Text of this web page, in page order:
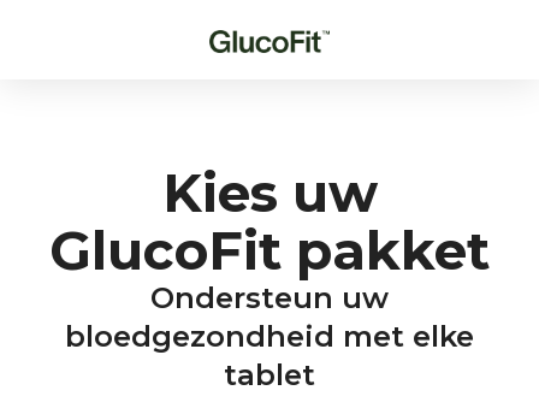
Kies uw
GlucoFit pakket
Ondersteun uw
bloedgezondheid met elke
tablet